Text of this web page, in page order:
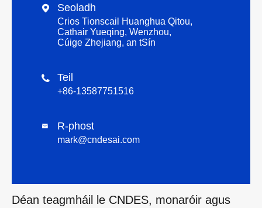
 Seoladh
Crios Tionscail Huanghua Qitou,
Cathair Yueqing, Wenzhou,
Cúige Zhejiang, an tSín
 Teil
+86-13587751516
 R-phost
mark@cndesai.com
Déan teagmháil le CNDES, monaróir agus